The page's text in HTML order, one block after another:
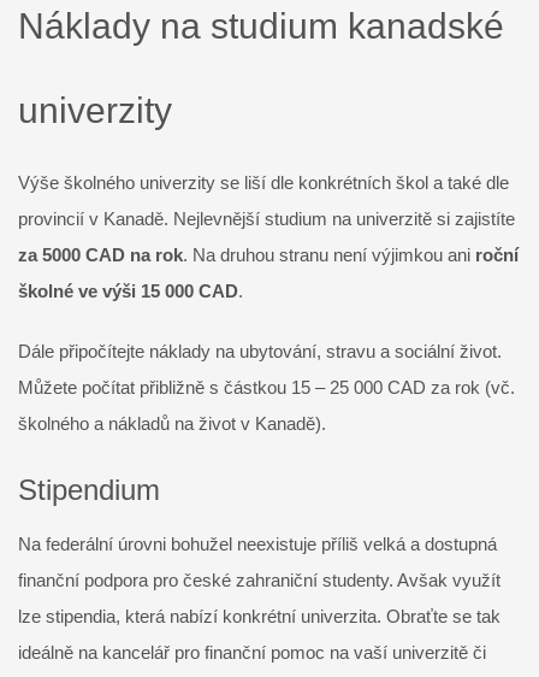
Náklady na studium kanadské
univerzity
Výše školného univerzity se liší dle konkrétních škol a také dle
provincií v Kanadě. Nejlevnější studium na univerzitě si zajistíte
za 5000 CAD na rok. Na druhou stranu není výjimkou ani roční
školné ve výši 15 000 CAD.
Dále připočítejte náklady na ubytování, stravu a sociální život.
Můžete počítat přibližně s částkou 15 – 25 000 CAD za rok (vč.
školného a nákladů na život v Kanadě).
Stipendium
Na federální úrovni bohužel neexistuje příliš velká a dostupná
finanční podpora pro české zahraniční studenty. Avšak využít
lze stipendia, která nabízí konkrétní univerzita. Obraťte se tak
ideálně na kancelář pro finanční pomoc na vaší univerzitě či